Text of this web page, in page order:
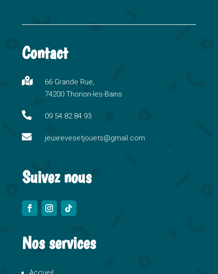
l
e
n
a
i
e
Contact

66 Grande Rue,
74200 Thonon-les-Bains
 09 54 82 84 93
 jeuxrevesetjouets@gmail.com
Suivez nous
Nos services